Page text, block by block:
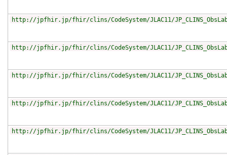
http://jpfhir.jp/fhir/clins/CodeSystem/JLAC11/
http://jpfhir.jp/fhir/clins/CodeSystem/JLAC11/
http://jpfhir.jp/fhir/clins/CodeSystem/JLAC11/
http://jpfhir.jp/fhir/clins/CodeSystem/JLAC11/
http://jpfhir.jp/fhir/clins/CodeSystem/JLAC11/